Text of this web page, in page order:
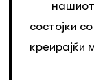
состојки
креирајќи